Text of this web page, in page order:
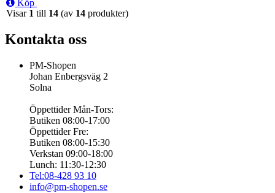
Köp
Visar 1 till 14 (av 14 produkter)
Kontakta oss
PM-Shopen
Johan Enbergsväg 2
Solna
Öppettider Mån-Tors:
Butiken 08:00-17:00
Öppettider Fre:
Butiken 08:00-15:30
Verkstan 09:00-18:00
Lunch: 11:30-12:30
Tel:08-428 93 10
info@pm-shopen.se